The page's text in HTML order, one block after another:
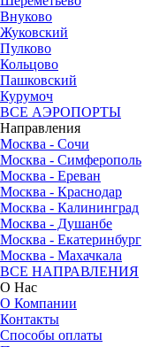
Внуково
Жуковский
Пулково
Кольцово
Пашковский
Курумоч
ВСЕ АЭРОПОРТЫ
Направления
Москва - Сочи
Москва - Симферополь
Москва - Ереван
Москва - Краснодар
Москва - Калининград
Москва - Душанбе
Москва - Екатеринбург
Москва - Махачкала
ВСЕ НАПРАВЛЕНИЯ
О Нас
О Компании
Контакты
Способы оплаты